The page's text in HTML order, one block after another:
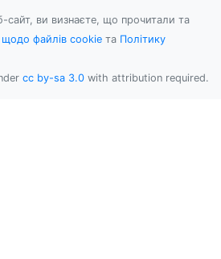
ви визнаєте, що прочитали та
щодо файлів cookie та Політику
cc by-sa 3.0 with attribution required.